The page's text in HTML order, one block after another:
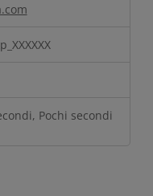
Pochi secondi